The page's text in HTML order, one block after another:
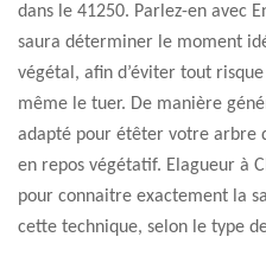
dans le 41250. Parlez-en avec
saura déterminer le moment
végétal, afin d’éviter tout
même le tuer. De manière
adapté pour étêter votre arbre
en repos végétatif. Elagueur à
pour connaitre exactement la
cette technique, selon le type